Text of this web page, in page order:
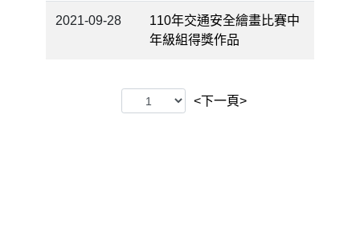
2021-09-28
110年交通安全繪畫比賽中
年級組得獎作品
<下一頁>